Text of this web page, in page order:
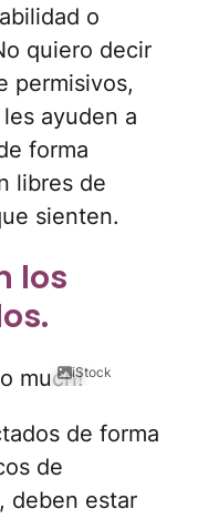
o
quiero decir
permisivos,
ayuden a
forma
libres de
sienten.
los
iStock
de forma
de
deben estar